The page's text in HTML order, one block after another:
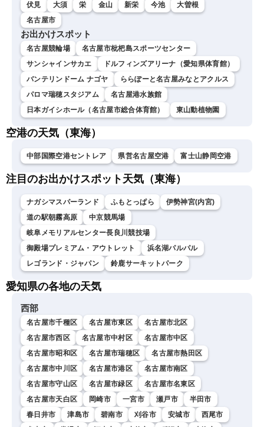
伏見 大須 栄 金山 新栄 今池
大曽根
名古屋市
お出かけスポット
名古屋競輪場
名古屋市枇杷島スポーツセンター
サンシャインサカエ
ドルフィンズアリーナ（愛知県体育館）
バンテリンドーム ナゴヤ
ららぽーと名古屋みなとアクルス
パロマ瑞穂スタジアム
名古屋港水族館
日本ガイシホール（名古屋市総合体育館）
東山動植物園
空港の天気（東海）
中部国際空港セントレア 県営名古屋空港 富士山静岡空港
注目のお出かけスポット天気（東海）
ナガシマスパーランド ふもとっぱら
伊勢神宮(内宮)
道の駅朝霧高原
中京競馬場
岐阜メモリアルセンター長良川競技場
御殿場プレミアム・アウトレット
浜名湖パルパル
レゴランド・ジャパン
鈴鹿サーキットパーク
愛知県の各地の天気
西部
名古屋市千種区 名古屋市東区
名古屋市北区
名古屋市西区
名古屋市中村区
名古屋市中区
名古屋市昭和区
名古屋市瑞穂区
名古屋市熱田区
名古屋市中川区
名古屋市港区
名古屋市南区
名古屋市守山区
名古屋市緑区
名古屋市名東区
名古屋市天白区
岡崎市 一宮市 瀬戸市
半田市
春日井市
津島市 碧南市 刈谷市 安城市
西尾市